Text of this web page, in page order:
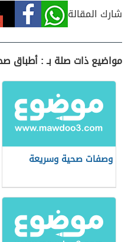
شارك المقالة
مواضيع ذات صلة بـ : أطباق
وصفات صحية وسريعة